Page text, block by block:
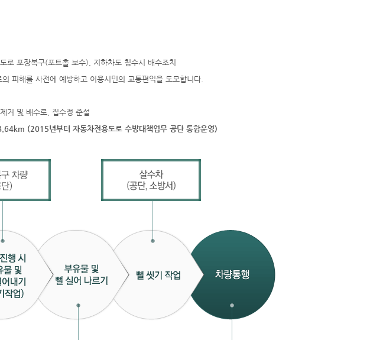
로 포장복구(포트홀 보수), 지하차도 침수시 배수조치
피해를 사전에 예방하고 이용시민의 교통편익을 도모합니다.
거 및 배수로, 집수정 준설
(2015년부터 자동차전용도로 수방대책업무 공단 통합운영)